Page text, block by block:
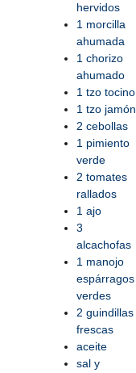
hervidos
1 morcilla
ahumada
1 chorizo
ahumado
1 tzo tocino
1 tzo jamón
2 cebollas
1 pimiento
verde
2 tomates
rallados
1 ajo
3
alcachofas
1 manojo
espárragos
verdes
2 guindillas
frescas
aceite
sal y